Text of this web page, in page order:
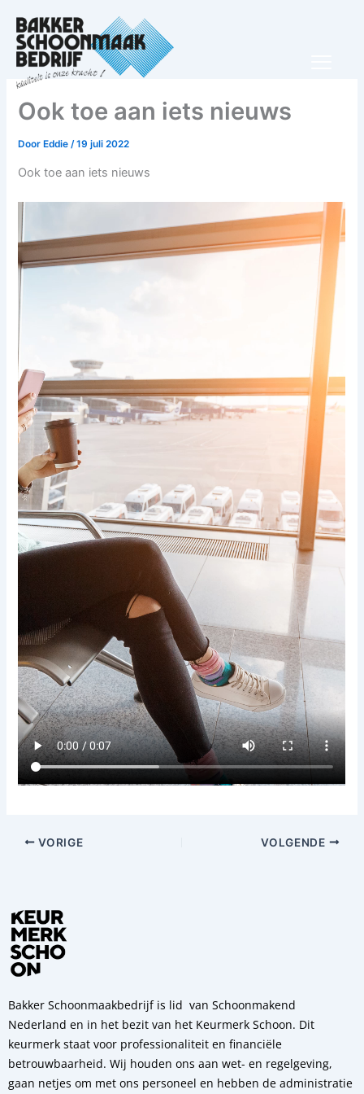
naar
inhoud
Ook toe aan iets nieuws
DoorEddie/19 juli 2022
Ook toe aan iets nieuws
VORIGE VOLGENDE
Bakker Schoonmaakbedrijf is lid van Schoonmakend
Nederland en in het bezit van het Keurmerk Schoon. Dit
keurmerk staat voor professionaliteit en financiële
betrouwbaarheid. Wij houden ons aan wet- en regelgeving,
gaan netjes om met ons personeel en hebben de administratie